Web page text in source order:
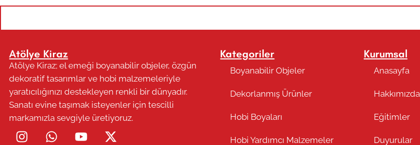
Atölye Kiraz
Atölye Kiraz; el emeği boyanabilir objeler, özgün
dekoratif tasarımlar ve hobi malzemeleriyle
yaratıcılığınızı destekleyen renkli bir dünyadır.
Sanatı evine taşımak isteyenler için tescilli
markamızla sevgiyle üretiyoruz.
Kategoriler
Boyanabilir Objeler
Dekorlanmış Ürünler
Hobi Boyaları
Hobi Yardımcı Malzemeler
Kurumsal
Anasayfa
Hakkımızda
Eğitimler
Duyurular